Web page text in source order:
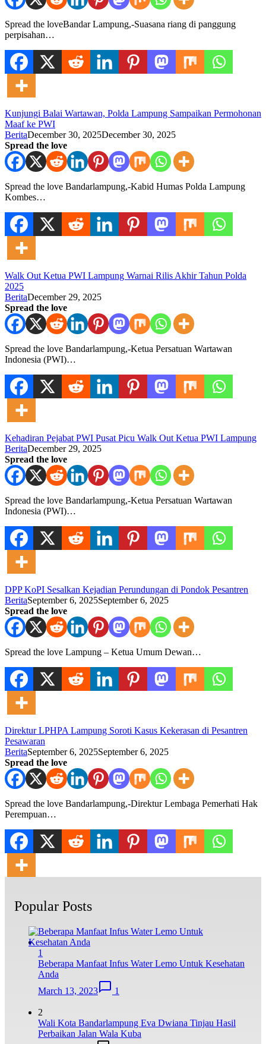
Spread the loveBandar Lampung,-Suasana riang di panggung
perpisahan…
Kunjungi Balai Wartawan, Polda Lampung Sampaikan Permohonan
Maaf ke PWI
BeritaDecember 30, 2025December 30, 2025
Spread the love
Spread the love Bandarlampung,-Kabid Humas Polda Lampung
Kombes…
Walk Out Ketua PWI Lampung Warnai Rilis Akhir Tahun Polda
2025
BeritaDecember 29, 2025
Spread the love
Spread the love Bandarlampung,-Ketua Persatuan Wartawan
Indonesia (PWI)…
Kehadiran Pejabat PWI Pusat Picu Walk Out Ketua PWI Lampung
BeritaDecember 29, 2025
Spread the love
Spread the love Bandarlampung,-Ketua Persatuan Wartawan
Indonesia (PWI)…
DPP KoPI Sesalkan Kejadian Perundungan di Pondok Pesantren
BeritaSeptember 6, 2025September 6, 2025
Spread the love
Spread the love Lampung – Ketua Umum Dewan…
Direktur LPHPA Lampung Soroti Kasus Kekerasan di Pesantren
Pesawaran
BeritaSeptember 6, 2025September 6, 2025
Spread the love
Spread the love Bandarlampung,-Direktur Lembaga Pemerhati Hak
Perempuan…
Popular Posts
1
Beberapa Manfaat Infus Water Lemo Untuk Kesehatan
Anda
March 13, 2023
1
2
Wali Kota Bandarlampung Eva Dwiana Tinjau Hasil
Perbaikan Jalan Wala Kuba